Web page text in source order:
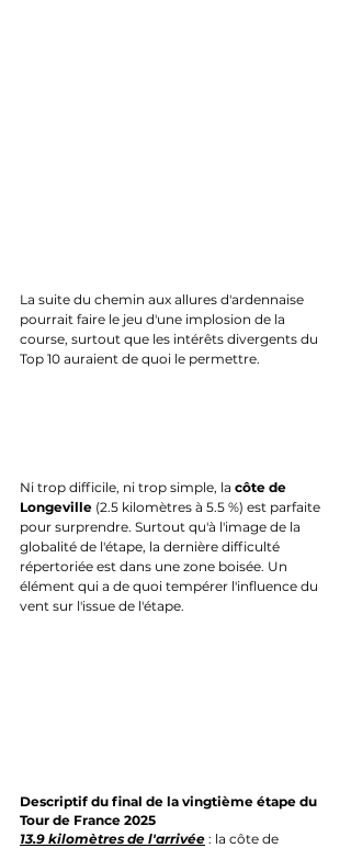
La suite du chemin aux allures d'ardennaise
pourrait faire le jeu d'une implosion de la
course, surtout que les intérêts divergents du
Top 10 auraient de quoi le permettre.
Ni trop difficile, ni trop simple, la côte de
Longeville (2.5 kilomètres à 5.5 %) est parfaite
pour surprendre. Surtout qu'à l'image de la
globalité de l'étape, la dernière difficulté
répertoriée est dans une zone boisée. Un
élément qui a de quoi tempérer l'influence du
vent sur l'issue de l'étape.
Descriptif du final de la vingtième étape du
Tour de France 2025
13.9 kilomètres de l'arrivée : la côte de